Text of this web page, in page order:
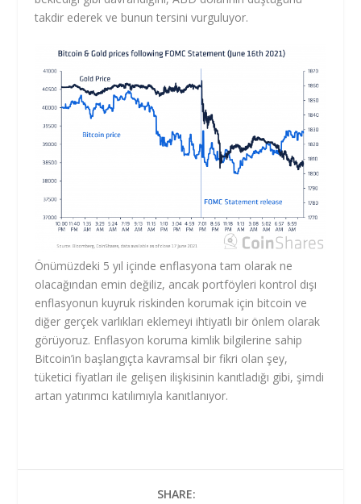
takdir ederek ve bunun tersini vurguluyor.
Önümüzdeki 5 yıl içinde enflasyona tam olarak ne
olacağından emin değiliz, ancak portföyleri kontrol dışı
enflasyonun kuyruk riskinden korumak için bitcoin ve
diğer gerçek varlıkları eklemeyi ihtiyatlı bir önlem olarak
görüyoruz. Enflasyon koruma kimlik bilgilerine sahip
Bitcoin’in başlangıçta kavramsal bir fikri olan şey,
tüketici fiyatları ile gelişen ilişkisinin kanıtladığı gibi, şimdi
artan yatırımcı katılımıyla kanıtlanıyor.
SHARE: